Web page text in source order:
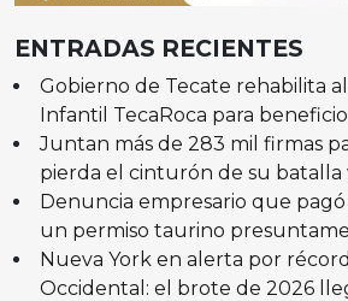
ENTRADAS RECIENTES
Gobierno de Tecate rehabilita
Infantil TecaRoca para
Juntan más de 283 mil firmas
pierda el cinturón de su batalla
Denuncia empresario que
un permiso taurino
Nueva York en alerta por
Occidental: el brote de 2026